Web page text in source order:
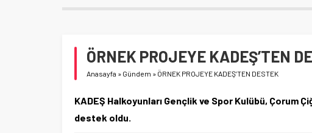
ÖRNEK PROJEYE KADEŞ’TEN
Anasayfa » Gündem » ÖRNEK PROJEYE KADEŞ’TEN DESTEK
KADEŞ Halkoyunları Gençlik ve Spor Kulübü, Çorum
destek oldu.